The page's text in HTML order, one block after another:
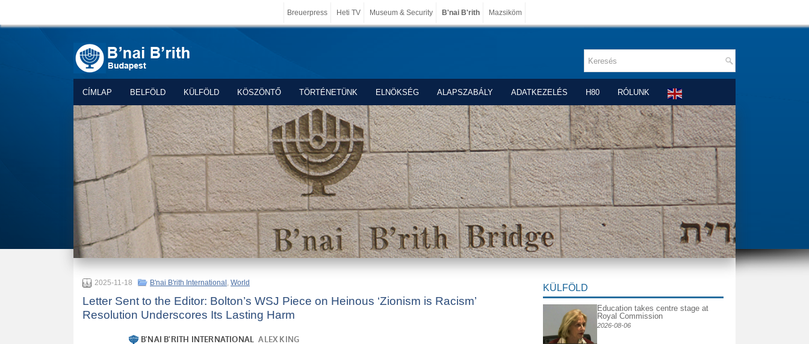
Breuerpress Heti TV Museum & Security B'nai B'rith Mazsiköm
CÍMLAP BELFÖLD KÜLFÖLD KÖSZÖNTŐ TÖRTÉNETÜNK ELNÖKSÉG ALAPSZABÁLY ADATKEZELÉS H80 RÓLUNK
2025-11-18 B'nai B'rith International , World
Letter Sent to the Editor: Bolton’s WSJ Piece on Heinous ‘Zionism is Racism’
Resolution Underscores Its Lasting Harm
KÜLFÖLD
Education takes centre stage at
Royal Commission
2026-08-06